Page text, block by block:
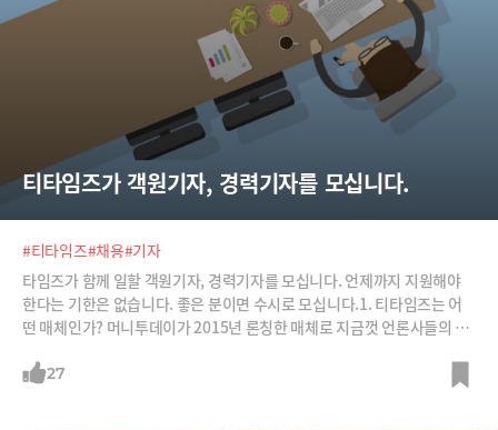
티타임즈가 객원기자, 경력기자를 모십니다.
#티타임즈#채용#기자
타임즈가 함께 일할 객원기자, 경력기자를 모십니다. 언제까지 지원해야
한다는 기한은 없습니다. 좋은 분이면 수시로 모십니다.1. 티타임즈는 어
떤 매체인가? 머니투데이가 2015년 론칭한 매체로 지금껏 언론사들의 시
린 기사처럼 흘려 보내는 콘텐츠가 아니라 붙잡아 두고 곱씹어 볼 수 있는
27